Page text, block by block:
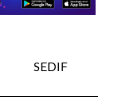
SEDIF